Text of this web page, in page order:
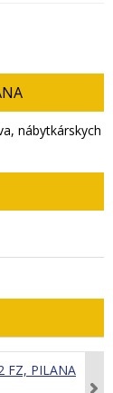
nábytkárskych
FZ, PILANA